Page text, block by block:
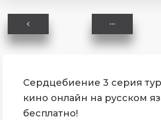
Сердцебиение 3 серия
кино онлайн на русском
бесплатно!